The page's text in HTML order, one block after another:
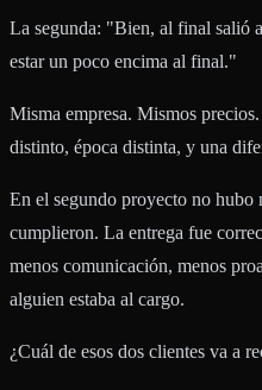
La segunda: "Bien, al final salió
estar un poco encima al final."
Misma empresa. Mismos
distinto, época distinta, y una
En el segundo proyecto no hubo
cumplieron. La entrega fue
menos comunicación, menos
alguien estaba al cargo.
¿Cuál de esos dos clientes va a